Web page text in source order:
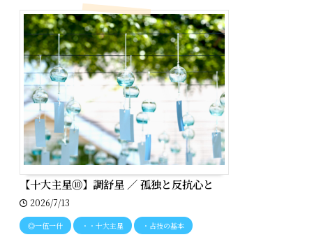
【十大主星⑩】調舒星 ／ 孤独と反抗心と
2026/7/13
◎一伍一什 ・・十大主星 ・占技の基本